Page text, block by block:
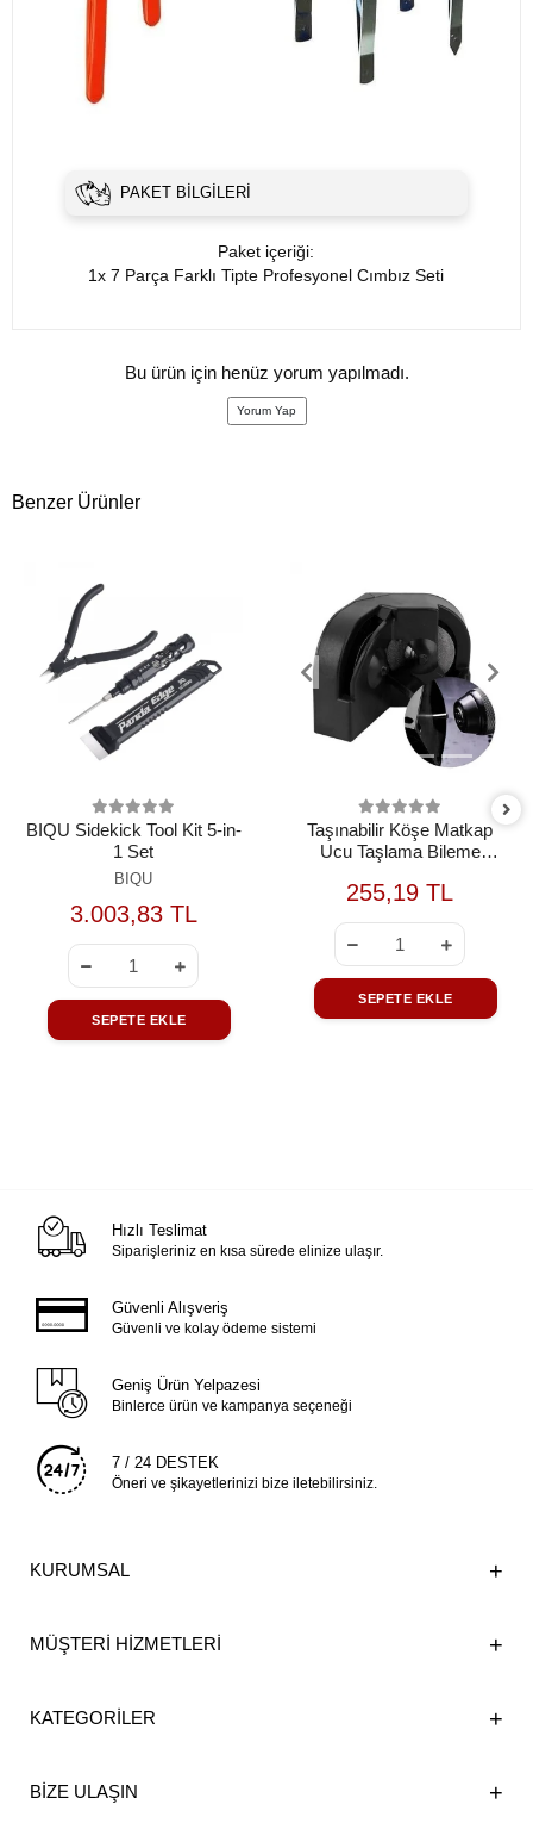
PAKET BILGILERI
Paket içeriği:
1x 7 Parça Farklı Tipte Profesyonel Cımbız Seti
Bu ürün için henüz yorum yapılmadı.
Yorum Yap
Benzer Ürünler
BIQU Sidekick Tool Kit 5-in-
1 Set
BIQU
3.003,83 TL
SEPETE EKLE
Taşınabilir Köşe Matkap
Ucu Taşlama Bileme
255,19 TL
SEPETE EKLE
Hızlı Teslimat
Siparişleriniz en kısa sürede elinize ulaşır.
Güvenli Alışveriş
Güvenli ve kolay ödeme sistemi
Geniş Ürün Yelpazesi
Binlerce ürün ve kampanya seçeneği
7 / 24 DESTEK
Öneri ve şikayetlerinizi bize iletebilirsiniz.
KURUMSAL
MÜŞTERİ HİZMETLERİ
KATEGORİLER
BİZE ULAŞIN